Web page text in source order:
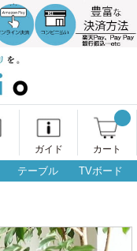
ガイド カート
テーブル TVボード